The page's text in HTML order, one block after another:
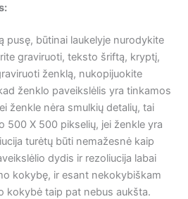
pusę, būtinai laukelyje nurodykite
graviruoti, teksto šriftą, kryptį,
ženklą, nukopijuokite
ženklo paveikslėlis yra tinkamos
ženkle nėra smulkių detalių, tai
500 X 500 pikselių, jei ženkle yra
turėtų būti nemažesnė kaip
dydis ir rezoliucija labai
kokybę, ir esant nekokybiškam
kokybė taip pat nebus aukšta.